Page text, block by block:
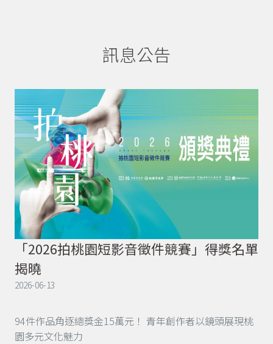
訊息公告
「2026拍桃園短影音徵件競賽」得獎名單
揭曉
2026-06-13
94件作品角逐總獎金15萬元！ 青年創作者以鏡頭展現桃
園多元文化魅力